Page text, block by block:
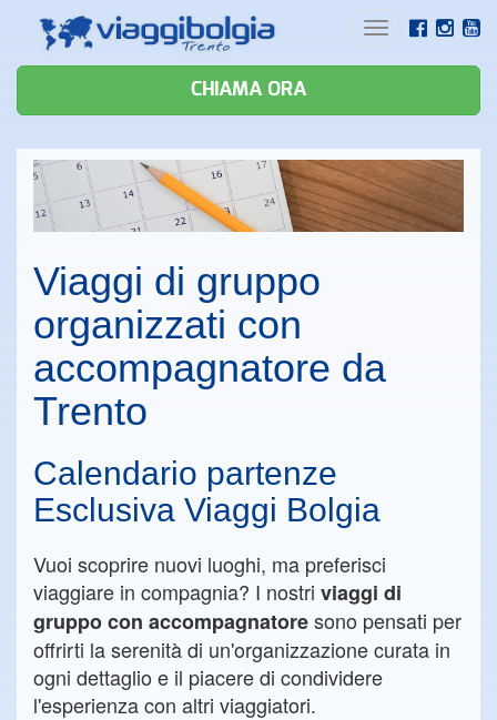
Toggle
CHIAMA ORA
Viaggi di gruppo
organizzati con
accompagnatore da
Trento
Calendario partenze
Esclusiva Viaggi Bolgia
Vuoi scoprire nuovi luoghi, ma preferisci
viaggiare in compagnia? I nostri viaggi di
gruppo con accompagnatoresono pensati per
offrirti la serenità di un'organizzazione curata in
ogni dettaglio e il piacere di condividere
l'esperienza con altri viaggiatori.